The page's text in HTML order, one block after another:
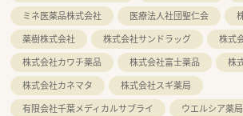
ミネ医薬品株式会社
医療法人社団聖仁会
薬樹株式会社
株式会社サンドラッグ
株式
株式会社カワチ薬品
株式会社富士薬品
株
株式会社カネマタ
株式会社スギ薬局
有限会社千葉メディカルサプライ
ウエルシア薬